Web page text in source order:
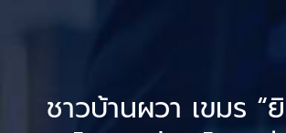
ชาวบ้านผวา เขมร